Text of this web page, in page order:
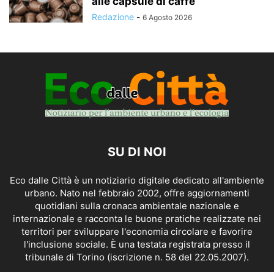
Redazione - 6 Agosto 2026
SU DI NOI
Eco dalle Città è un notiziario digitale dedicato all'ambiente
urbano. Nato nel febbraio 2002, offre aggiornamenti
quotidiani sulla cronaca ambientale nazionale e
internazionale e racconta le buone pratiche realizzate nei
territori per sviluppare l'economia circolare e favorire
l'inclusione sociale. È una testata registrata presso il
tribunale di Torino (iscrizione n. 58 del 22.05.2007).